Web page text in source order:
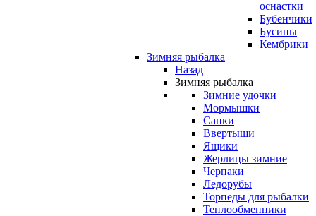
оснастки
Бубенчики
Бусины
Кембрики
Зимняя рыбалка
Назад
Зимняя рыбалка
Зимние удочки
Мормышки
Санки
Ввертыши
Ящики
Жерлицы зимние
Черпаки
Ледорубы
Торпеды для рыбалки
Теплообменники